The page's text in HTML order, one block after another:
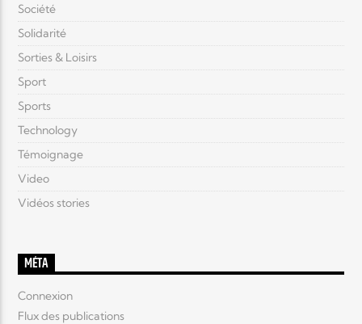
Société
Solidarité
Sorties & Loisirs
Sport
Sports
Technology
Témoignage
Video
Vidéos stories
MÉTA
Connexion
Flux des publications